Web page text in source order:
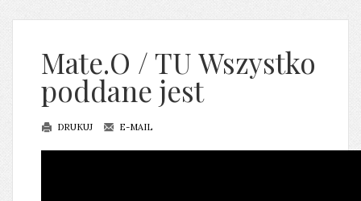
Mate.O / TU Wszystko
poddane jest
DRUKUJ E-MAIL